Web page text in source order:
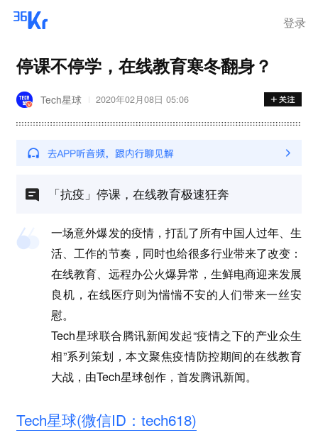
登录
停课不停学，在线教育寒冬翻身？
Tech星球 2020年02月08日 05:06
「抗疫」停课，在线教育极速狂奔
一场意外爆发的疫情，打乱了所有中国人过年、生
活、工作的节奏，同时也给很多行业带来了改变：
在线教育、远程办公火爆异常，生鲜电商迎来发展
良机，在线医疗则为惴惴不安的人们带来一丝安
慰。
Tech星球联合腾讯新闻发起“疫情之下的产业众生
相”系列策划，本文聚焦疫情防控期间的在线教育
大战，由Tech星球创作，首发腾讯新闻。
Tech星球(微信ID：tech618)